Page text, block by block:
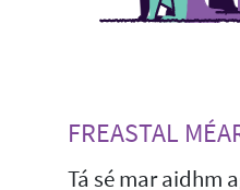
FREASTAL
Tá sé mar aidhm